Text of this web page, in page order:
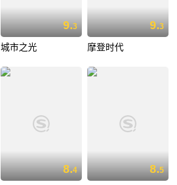
9.3
城市之光
9.3
摩登时代
8.4 8.5